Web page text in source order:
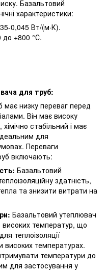
Базальтовий
характеристики:
0,045 Вт/(м·К).
до +800 °С.
для труб:
низку переваг перед
Він має високу
стабільний і має
для
Переваги
включають:
Базальтовий
здатність,
та знизити витрати на
Базальтовий утеплювач
високих температур, що
теплоізоляції
температурах.
температури до
для застосування у